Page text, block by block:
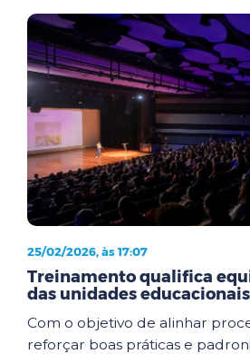
25/02/2026, às 17:07
Treinamento qualifica
das unidades
Com o objetivo de alinhar
reforçar boas práticas e